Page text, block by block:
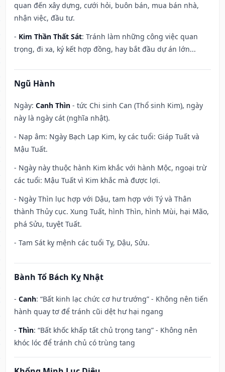
quan đến xây dựng, cưới hỏi, buôn bán, mua bán nhà,
nhận việc, đầu tư.
- Kim Thần Thất Sát: Tránh làm những công việc quan
trọng, đi xa, ký kết hợp đồng, hay bắt đầu dự án lớn...
Ngũ Hành
Ngày: Canh Thìn - tức Chi sinh Can (Thổ sinh Kim), ngày
này là ngày cát (nghĩa nhật).
- Nạp âm: Ngày Bạch Lạp Kim, kỵ các tuổi: Giáp Tuất và
Mậu Tuất.
- Ngày này thuộc hành Kim khắc với hành Mộc, ngoại trừ
các tuổi: Mậu Tuất vì Kim khắc mà được lợi.
- Ngày Thìn lục hợp với Dậu, tam hợp với Tý và Thân
thành Thủy cục. Xung Tuất, hình Thìn, hình Mùi, hại Mão,
phá Sửu, tuyệt Tuất.
- Tam Sát kỵ mệnh các tuổi Tỵ, Dậu, Sửu.
Bành Tổ Bách Kỵ Nhật
- Canh: “Bất kinh lạc chức cơ hư trướng” - Không nên tiến
hành quay tơ để tránh cũi dệt hư hại ngang
- Thìn: “Bất khốc khấp tất chủ trọng tang” - Không nên
khóc lóc để tránh chủ có trùng tang